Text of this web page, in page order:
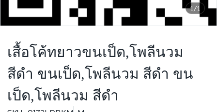
1/1
เสื้อโค้ทยาวขนเป็ด,โพลีนวม
สีดำ ขนเป็ด,โพลีนวม สีดำ ขน
เป็ด,โพลีนวม สีดำ